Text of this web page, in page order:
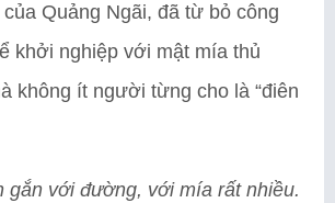
Quảng Ngãi, đã từ bỏ công
khởi nghiệp với mật mía thủ
không ít người từng cho là “điên
gắn với đường, với mía rất nhiều.